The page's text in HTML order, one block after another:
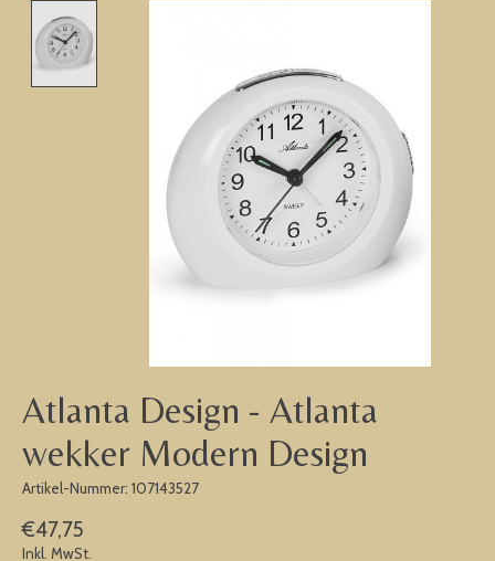
Atlanta Design - Atlanta
wekker Modern Design
Artikel-Nummer: 107143527
€47,75
Inkl. MwSt.